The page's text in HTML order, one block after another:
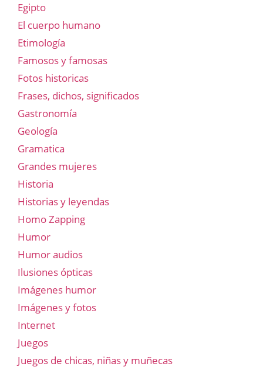
Egipto
El cuerpo humano
Etimología
Famosos y famosas
Fotos historicas
Frases, dichos, significados
Gastronomía
Geología
Gramatica
Grandes mujeres
Historia
Historias y leyendas
Homo Zapping
Humor
Humor audios
Ilusiones ópticas
Imágenes humor
Imágenes y fotos
Internet
Juegos
Juegos de chicas, niñas y muñecas